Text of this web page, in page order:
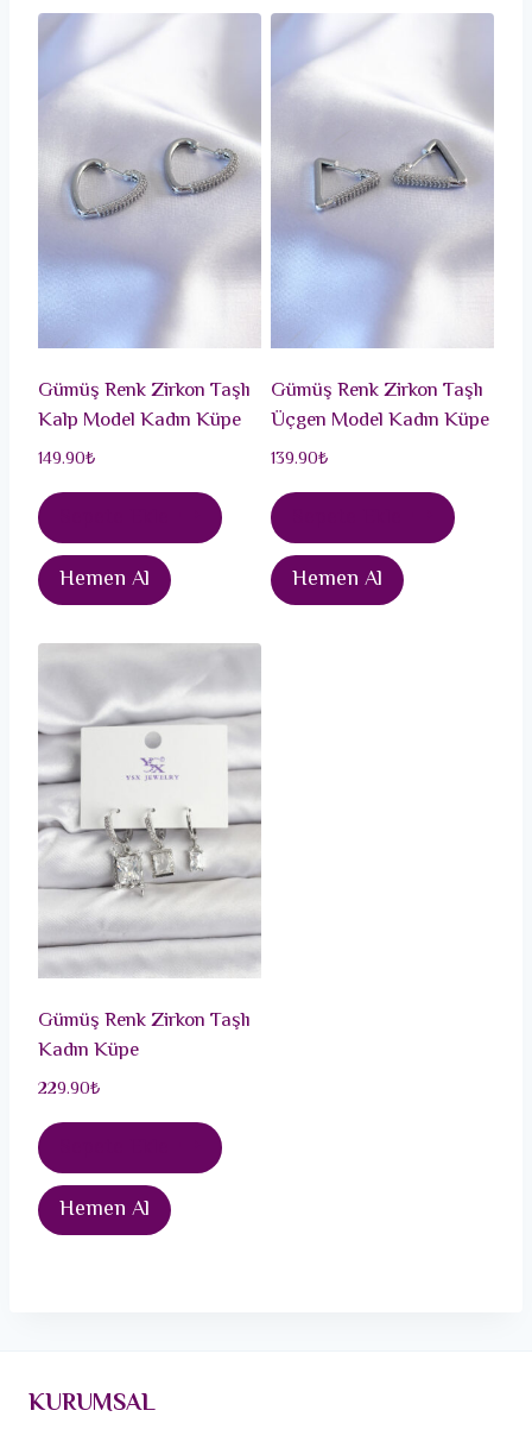
Gümüş Renk Zirkon Taşlı
Kalp Model Kadın Küpe
149.90₺
Hemen Al
Gümüş Renk Zirkon Taşlı
Üçgen Model Kadın Küpe
139.90₺
Hemen Al
Gümüş Renk Zirkon Taşlı
Kadın Küpe
229.90₺
Hemen Al
KURUMSAL